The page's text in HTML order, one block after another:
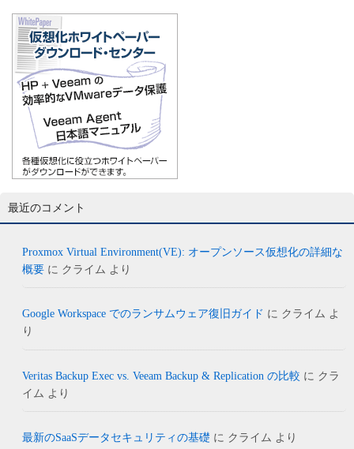
最近のコメント
Proxmox Virtual Environment(VE): オープンソース仮想化の詳細な
概要 に クライム より
Google Workspace でのランサムウェア復旧ガイド に クライム よ
り
Veritas Backup Exec vs. Veeam Backup & Replication の比較 に クラ
イム より
最新のSaaSデータセキュリティの基礎 に クライム より